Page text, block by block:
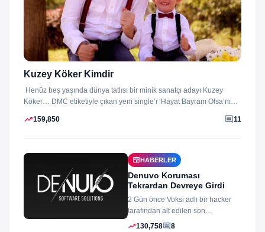
Kuzey Köker Kimdir
Henüz beş yaşında dünya tatlısı bir minik sanatçı adayı Kuzey
Köker… DMC etiketiyle çıkan yeni single’ı ‘Hayat Bayram Olsa’nın
trending_up159,850 comment11
newspaperHABERLER
Denuvo Koruması
Tekrardan Devreye Girdi
2 Gün önce Voksi adlı bir hacker
tarafından alt edilen son
dönemlerin yıkılmaz korsan
trending_up130,758comment8